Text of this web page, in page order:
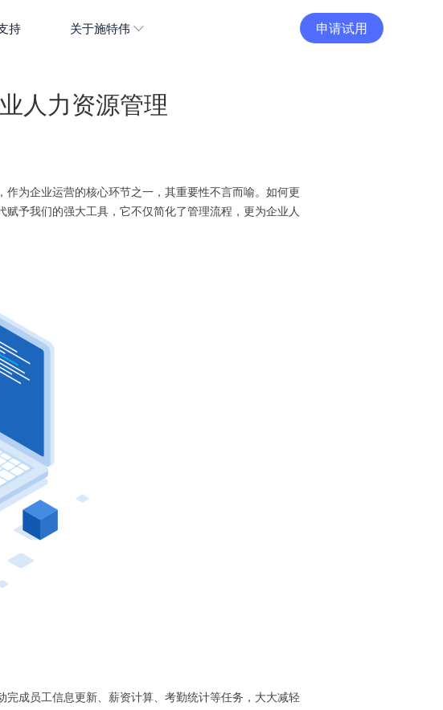
持 关于施特伟 申请试用
人力资源管理
为企业运营的核心环节之一，其重要性不言而喻。如何更
予我们的强大工具，它不仅简化了管理流程，更为企业人
成员工信息更新、薪资计算、考勤统计等任务，大大减轻